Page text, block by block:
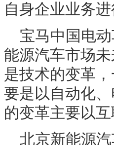
自身企业业务进
宝马中国电
能源汽车市场
是技术的变革
要是以自动化
的变革主要以
北京新能源